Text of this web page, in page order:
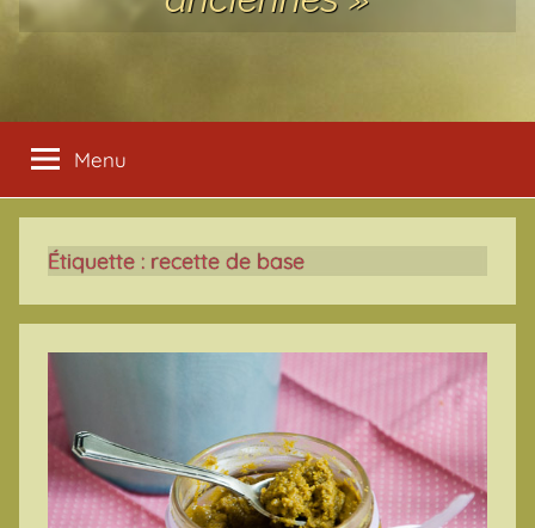
Menu
Étiquette : recette de base